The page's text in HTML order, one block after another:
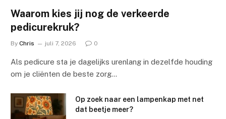
Waarom kies jij nog de verkeerde
pedicurekruk?
By Chris juli 7, 2026 0
Als pedicure sta je dagelijks urenlang in dezelfde houding
om je cliënten de beste zorg…
Op zoek naar een lampenkap met net
dat beetje meer?